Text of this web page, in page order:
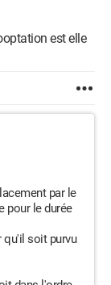
est elle
par le
pour le durée
qu'il soit purvu